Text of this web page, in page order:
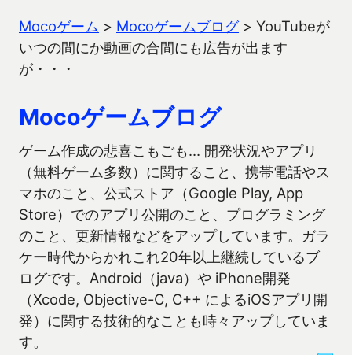
Mocoゲーム > Mocoゲームブログ> YouTubeが
いつの間にか動画の合間にも広告が出ます
が・・・
Mocoゲームブログ
ゲーム作成の悲喜こもごも… 開発状況やアプリ
（無料ゲーム多数）に関すること、携帯電話やス
マホのこと、公式ストア（Google Play, App
Store）でのアプリ公開のこと、プログラミング
のこと、更新情報などをアップしています。ガラ
ケー時代からかれこれ20年以上継続しているブ
ログです。Android（java）や iPhone開発
（Xcode, Objective-C, C++ によるiOSアプリ開
発）に関する技術的なことも時々アップしていま
す。